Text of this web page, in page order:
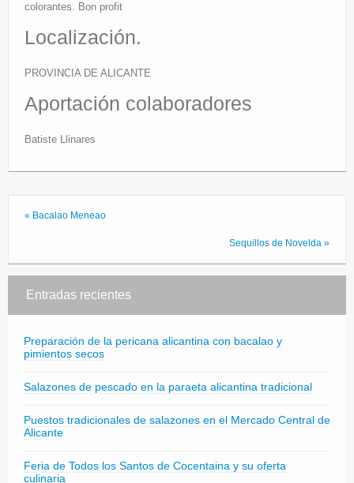
colorantes. Bon profit
Localización.
PROVINCIA DE ALICANTE
Aportación colaboradores
Batiste Llinares
« Bacalao Meneao
Sequillos de Novelda »
Entradas recientes
Preparación de la pericana alicantina con bacalao y
pimientos secos
Salazones de pescado en la paraeta alicantina tradicional
Puestos tradicionales de salazones en el Mercado Central de
Alicante
Feria de Todos los Santos de Cocentaina y su oferta
culinaria